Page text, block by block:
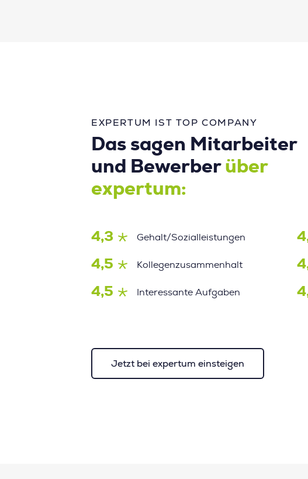
EXPERTUM IST TOP COMPANY
Das sagen Mitarbeiter
und Bewerber über
expertum:
4,3 Gehalt/Sozialleistungen
4,5 Kollegenzusammenhalt
4,5 Interessante Aufgaben
Jetzt bei expertum einsteigen